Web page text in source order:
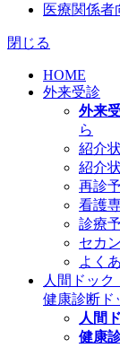
医療関係者
閉じる
HOME
外来受診
外来
ら
紹介
紹介
再診
看護
診療
セカ
よく
人間ドック
健康診断
人間
健康